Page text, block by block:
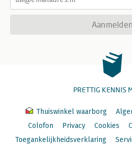
Aanmelden
PRETTIG KENNIS
Thuiswinkel waarborg
Colofon
Privacy Cookies
Toegankelijkheidsverklaring